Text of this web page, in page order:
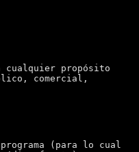
cualquier propósito
comercial,
(para lo cual